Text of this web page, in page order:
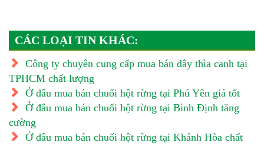
CÁC LOẠI TIN KHÁC:
Công ty chuyên cung cấp mua bán dây thìa canh tại
TPHCM chất lượng
Ở đâu mua bán chuối hột rừng tại Phú Yên giá tốt
Ở đâu mua bán chuối hột rừng tại Bình Định tăng
cường
Ở đâu mua bán chuối hột rừng tại Khánh Hòa chất